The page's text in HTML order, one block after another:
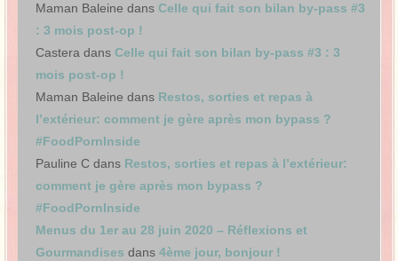
Maman Baleine dans Celle qui fait son bilan by-pass #3
: 3 mois post-op !
Castera dans Celle qui fait son bilan by-pass #3 : 3
mois post-op !
Maman Baleine dans Restos, sorties et repas à
l’extérieur: comment je gère après mon bypass ?
#FoodPornInside
Pauline C dans Restos, sorties et repas à l’extérieur:
comment je gère après mon bypass ?
#FoodPornInside
Menus du 1er au 28 juin 2020 – Réflexions et
Gourmandises dans 4ème jour, bonjour !